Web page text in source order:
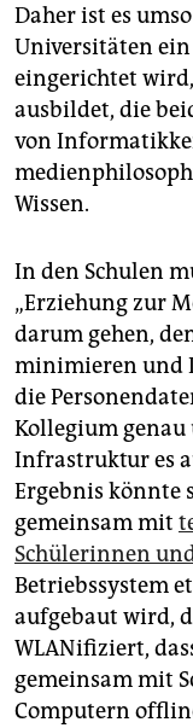
Daher ist es
Universitäten
eingerichtet
ausbildet, die
von
Wissen.
In den Schulen
„Erziehung zur
darum gehen,
minimieren und
die
Kollegium genau
Infrastruktur es
Ergebnis könnte
gemeinsam mit
Schülerinnen
Betriebssystem
aufgebaut wird,
WLANifiziert,
gemeinsam mit
Computern